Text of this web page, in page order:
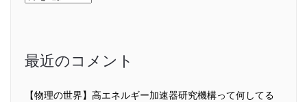
ー
最近のコメント
【物理の世界】高エネルギー加速器研究機構って何してる